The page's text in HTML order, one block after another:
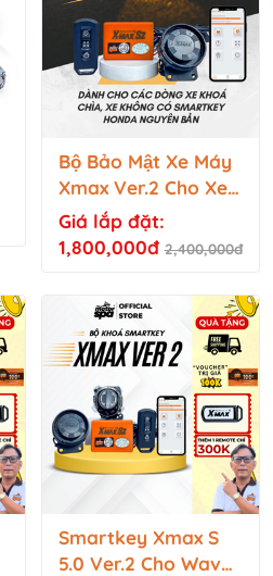
Bộ Bảo Mật Xe Máy
Xmax Ver.2 Cho Xe
Không Có Smartkey
Nguyên Bản, Xe
Giá lắp đặt:
1,800,000đ2,400,000đ
Smartkey Xmax S
5.0 Ver.2 Cho Wave